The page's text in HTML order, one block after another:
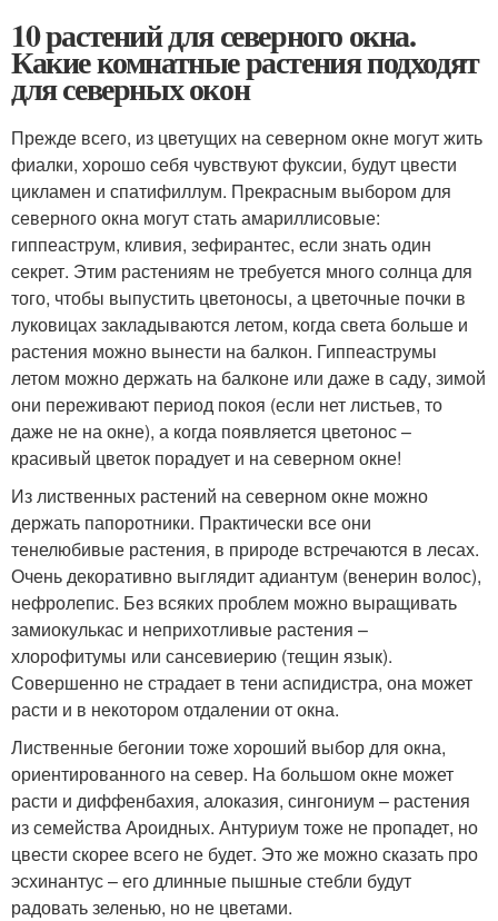
10 растений для северного окна.
Какие комнатные растения подходят
для северных окон
Прежде всего, из цветущих на северном окне могут жить
фиалки, хорошо себя чувствуют фуксии, будут цвести
цикламен и спатифиллум. Прекрасным выбором для
северного окна могут стать амариллисовые:
гиппеаструм, кливия, зефирантес, если знать один
секрет. Этим растениям не требуется много солнца для
того, чтобы выпустить цветоносы, а цветочные почки в
луковицах закладываются летом, когда света больше и
растения можно вынести на балкон. Гиппеаструмы
летом можно держать на балконе или даже в саду, зимой
они переживают период покоя (если нет листьев, то
даже не на окне), а когда появляется цветонос –
красивый цветок порадует и на северном окне!
Из лиственных растений на северном окне можно
держать папоротники. Практически все они
тенелюбивые растения, в природе встречаются в лесах.
Очень декоративно выглядит адиантум (венерин волос),
нефролепис. Без всяких проблем можно выращивать
замиокулькас и неприхотливые растения –
хлорофитумы или сансевиерию (тещин язык).
Совершенно не страдает в тени аспидистра, она может
расти и в некотором отдалении от окна.
Лиственные бегонии тоже хороший выбор для окна,
ориентированного на север. На большом окне может
расти и диффенбахия, алоказия, сингониум – растения
из семейства Ароидных. Антуриум тоже не пропадет, но
цвести скорее всего не будет. Это же можно сказать про
эсхинантус – его длинные пышные стебли будут
радовать зеленью, но не цветами.